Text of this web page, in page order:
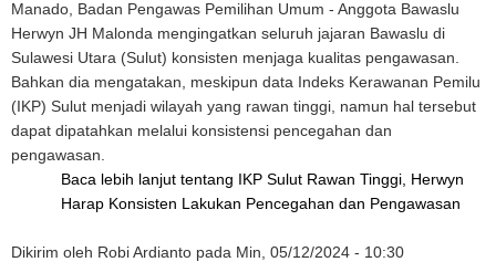
Manado, Badan Pengawas Pemilihan Umum - Anggota Bawaslu
Herwyn JH Malonda mengingatkan seluruh jajaran Bawaslu di
Sulawesi Utara (Sulut) konsisten menjaga kualitas pengawasan.
Bahkan dia mengatakan, meskipun data Indeks Kerawanan Pemilu
(IKP) Sulut menjadi wilayah yang rawan tinggi, namun hal tersebut
dapat dipatahkan melalui konsistensi pencegahan dan
pengawasan.
Baca lebih lanjut tentang IKP Sulut Rawan Tinggi, Herwyn
Harap Konsisten Lakukan Pencegahan dan Pengawasan
Dikirim oleh Robi Ardianto pada Min, 05/12/2024 - 10:30